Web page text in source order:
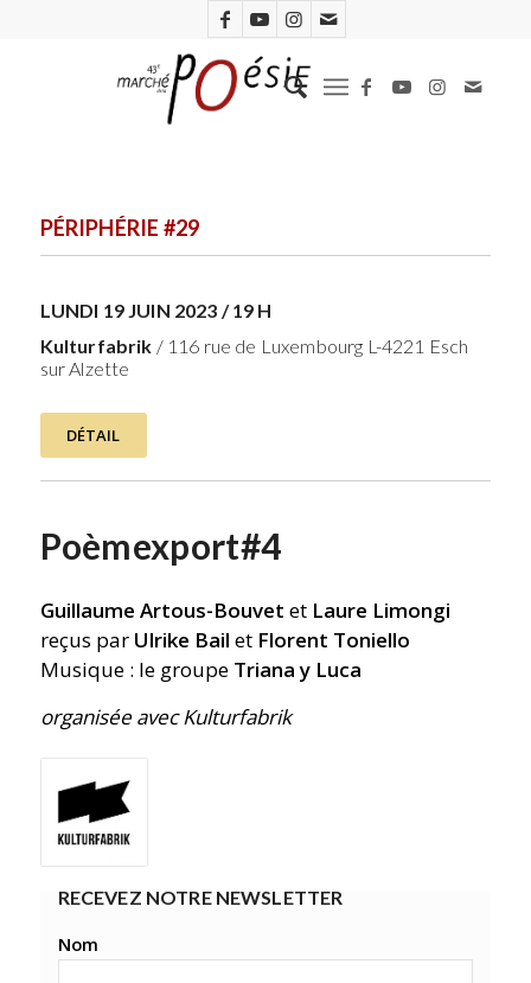
PÉRIPHÉRIE #29
LUNDI 19 JUIN 2023 / 19 H
Kulturfabrik / 116 rue de Luxembourg L-4221 Esch
sur Alzette
DÉTAIL
Poèmexport#4
Guillaume Artous-Bouvet et Laure Limongi
reçus par Ulrike Bail et Florent Toniello
Musique : le groupe Triana y Luca
organisée avec Kulturfabrik
RECEVEZ NOTRE NEWSLETTER
Nom